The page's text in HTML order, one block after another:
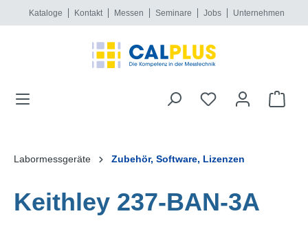
springen
Kataloge Kontakt Messen Seminare Jobs Unternehmen
Labormessgeräte Zubehör, Software, Lizenzen
Keithley 237-BAN-3A